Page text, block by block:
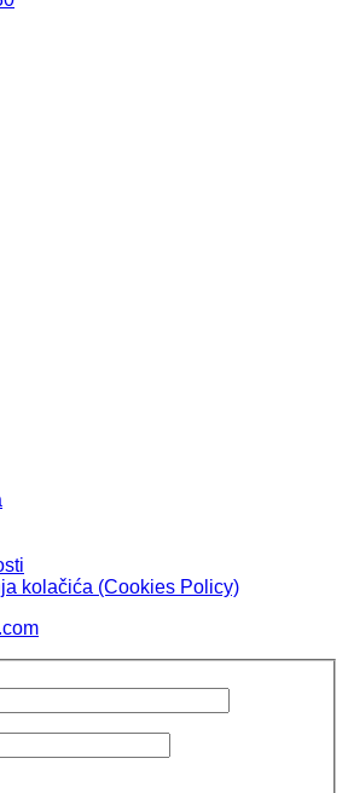
kolačića (Cookies Policy)